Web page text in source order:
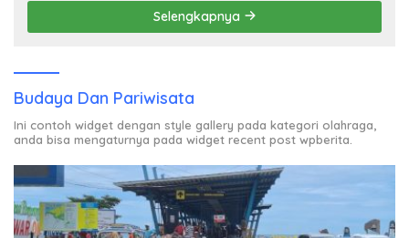
Selengkapnya
Budaya Dan Pariwisata
Ini contoh widget dengan style gallery pada kategori olahraga,
anda bisa mengaturnya pada widget recent post wpberita.